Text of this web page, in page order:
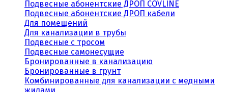
Подвесные абонентские ДРОП COVLINE
Подвесные абонентские ДРОП кабели
Для помещений
Для канализации в трубы
Подвесные с тросом
Подвесные самонесущие
Бронированные в канализацию
Бронированные в грунт
Комбинированные для канализации с медными